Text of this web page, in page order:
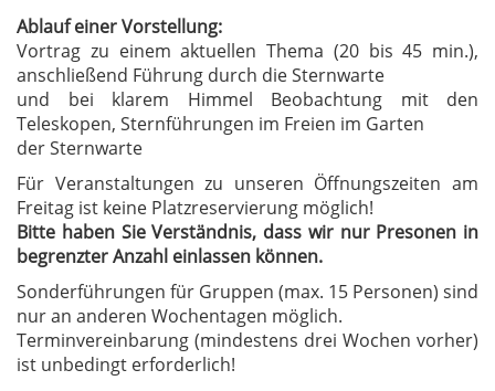
Ablauf einer Vorstellung:
Vortrag zu einem aktuellen Thema (20 bis 45 min.),
anschließend Führung durch die Sternwarte
und bei klarem Himmel Beobachtung mit den
Teleskopen, Sternführungen im Freien im Garten
der Sternwarte
Für Veranstaltungen zu unseren Öffnungszeiten am
Freitag ist keine Platzreservierung möglich!
Bitte haben Sie Verständnis, dass wir nur Presonen in
begrenzter Anzahl einlassen können.
Sonderführungen für Gruppen (max. 15 Personen) sind
nur an anderen Wochentagen möglich.
Terminvereinbarung (mindestens drei Wochen vorher)
ist unbedingt erforderlich!